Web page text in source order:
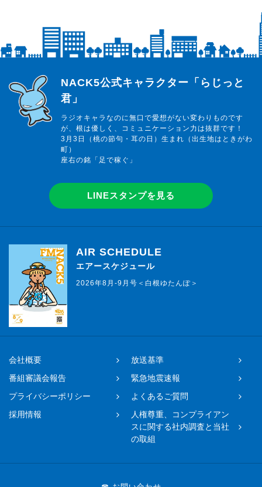
らじっと君
NACK5公式キャラクター「らじっと
君」
ラジオキャラなのに無口で愛想がない変わりものです
が、根は優しく、コミュニケーション力は抜群です！
3月3日（桃の節句・耳の日）生まれ（出生地はときがわ
町）
座右の銘「足で稼ぐ」
LINEスタンプを見る
AIR SCHEDULE
エアースケジュール
2026年8月-9月号＜白根ゆたんぽ＞
会社概要
放送基準
番組審議会報告
緊急地震速報
プライバシーポリシー
よくあるご質問
採用情報
人権尊重、コンプライアン
スに関する社内調査と当社
の取組